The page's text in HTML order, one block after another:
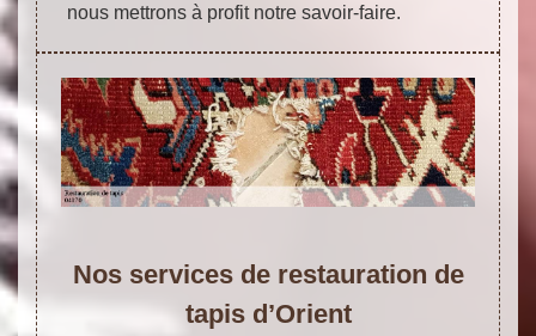
nous mettrons à profit notre savoir-faire.
Nos services de restauration de
tapis d’Orient